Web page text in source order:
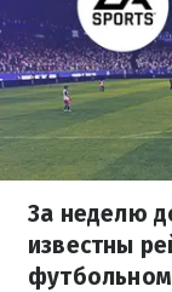
За неделю
известны